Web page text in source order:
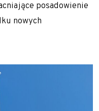
posadowienie
nowych